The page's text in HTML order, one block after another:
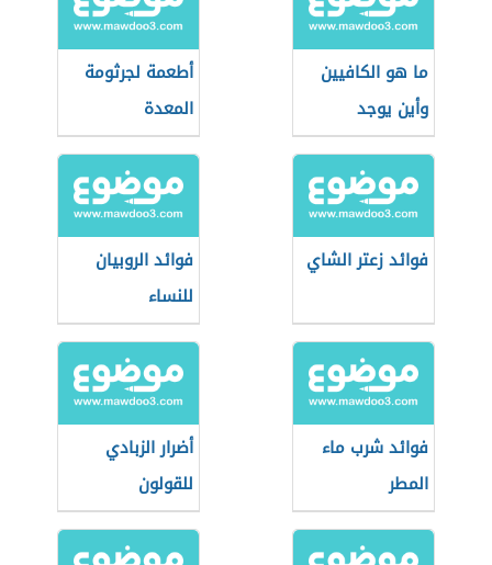
ما هو الكافيين
وأين يوجد
أطعمة لجرثومة
المعدة
فوائد زعتر الشاي
فوائد الروبيان
للنساء
فوائد شرب ماء
المطر
أضرار الزبادي
للقولون